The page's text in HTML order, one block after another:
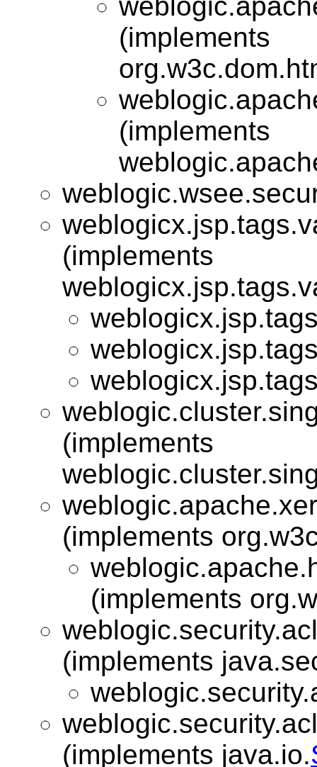
(implements
(implements
(implements
(implements
(implements
(implements
(implements
(implements java.io.